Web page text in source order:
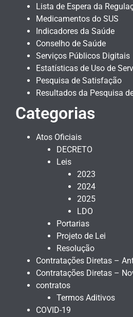
Lista de Espera da
Medicamentos do SUS
Indicadores da Saúde
Conselho de Saúde
Serviços Públicos Digitais
Estatísticas de Uso de
Pesquisa de Satisfação
Resultados da Pesquisa
Categorias
Atos Oficiais
DECRETO
Leis
2023
2024
2025
LDO
Portarias
Projeto de Lei
Resolução
Contratações Diretas –
Contratações Diretas –
contratos
Termos Aditivos
COVID-19